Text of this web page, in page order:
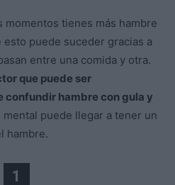
momentos tienes más hambre
puede suceder gracias a
entre una comida y otra.
que puede ser
confundir hambre con gula y
mental puede llegar a tener un
hambre.
1